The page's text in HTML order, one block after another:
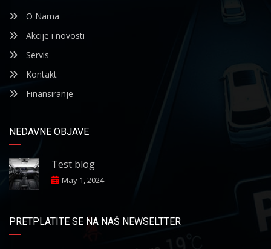
O Nama
Akcije i novosti
Servis
Kontakt
Finansiranje
NEDAVNE OBJAVE
Test blog
May 1, 2024
PRETPLATITE SE NA NAŠ NEWSELTTER